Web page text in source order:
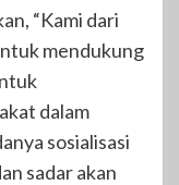
“Kami dari
mendukung
dalam
sosialisasi
sadar akan